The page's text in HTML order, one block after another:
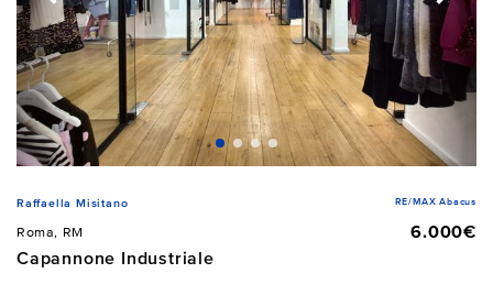
Raffaella Misitano RE/MAX Abacus
Roma, RM
6.000€
Capannone Industriale